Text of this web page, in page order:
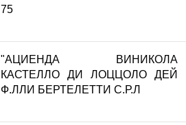
75
"АЦИЕНДА ВИНИКОЛА
КАСТЕЛЛО ДИ ЛОЦЦОЛО ДЕЙ
Ф.ЛЛИ БЕРТЕЛЕТТИ С.Р.Л